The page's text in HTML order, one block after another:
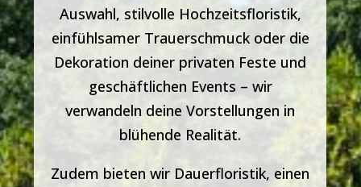
Auswahl, stilvolle Hochzeitsfloristik,
einfühlsamer Trauerschmuck oder die
Dekoration deiner privaten Feste und
geschäftlichen Events – wir
verwandeln deine Vorstellungen in
blühende Realität.
Zudem bieten wir Dauerfloristik, einen